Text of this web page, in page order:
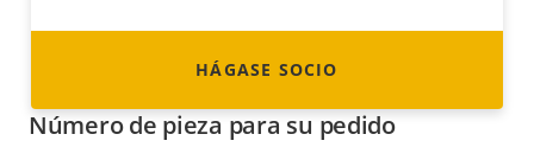
HÁGASE SOCIO
Número de pieza para su pedido